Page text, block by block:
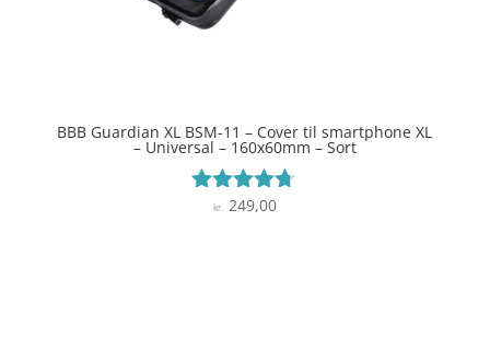
BBB Guardian XL BSM-11 – Cover til smartphone XL
– Universal – 160x60mm – Sort
Vurderet
kr.249,00